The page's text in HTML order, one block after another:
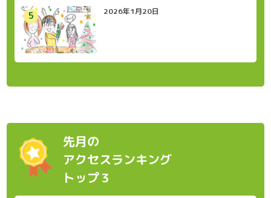
2026年1月20日
先月の
アクセスランキング
トップ３